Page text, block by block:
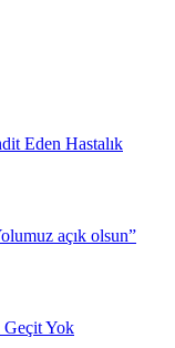
Eden Hastalık
açık olsun”
Geçit Yok